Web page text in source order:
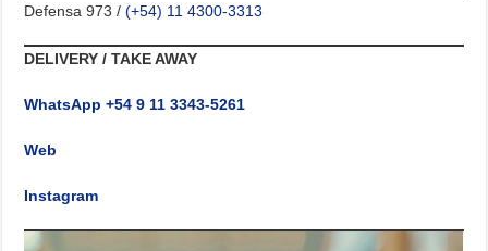
Defensa 973 /(+54) 11 4300-3313
DELIVERY / TAKE AWAY
WhatsApp +54 9 11 3343-5261
Web
Instagram